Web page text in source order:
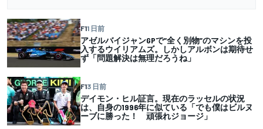
F11 日前
アゼルバイジャンGPで”全く別物”のマシンを投
入するウイリアムズ。しかしアルボンは期待せ
ず「問題解決は無理だろうね」
F13 日前
デイモン・ヒル証言。現在のラッセルの状況
は、自身の1996年に似ている「でも僕はビルヌ
ーブに勝った！ 頑張れジョージ」